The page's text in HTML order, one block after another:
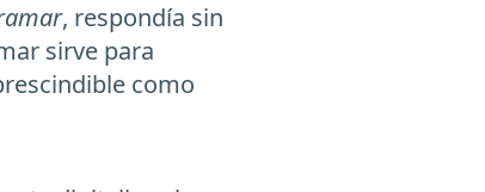
, respondía sin
sirve para
como